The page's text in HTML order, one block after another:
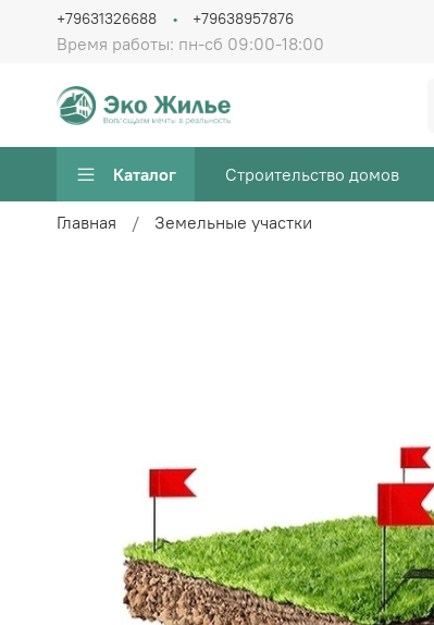
Время работы: пн-сб 09:00-18:00
+79631326688 +79638957876
Каталог Строительство домов
Главная Земельные участки